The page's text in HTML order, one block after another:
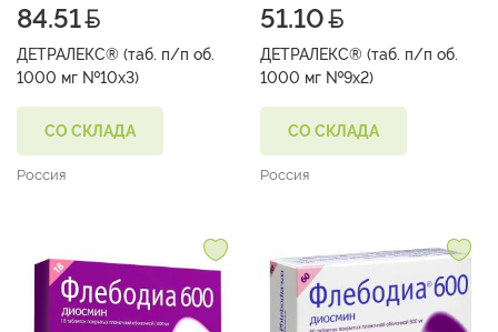
84.51
ДЕТРАЛЕКС® (таб. п/п об.
1000 мг №10х3)
СО СКЛАДА
Россия
51.10
ДЕТРАЛЕКС® (таб. п/п об.
1000 мг №9х2)
СО СКЛАДА
Россия